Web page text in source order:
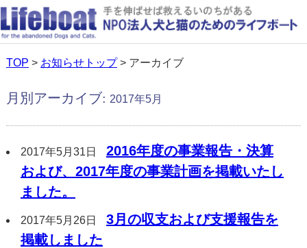
TOP > お知らせトップ> アーカイブ
月別アーカイブ: 2017年5月
2017年5月31日
2016年度の事業報告・決算
および、2017年度の事業計画を掲載いたし
ました。
2017年5月26日
3月の収支および支援報告を
掲載しました